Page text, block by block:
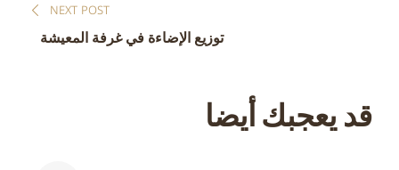
NEXT POST
توزيع الإضاءة في غرفة المعيشة
قد يعجبك أيضا